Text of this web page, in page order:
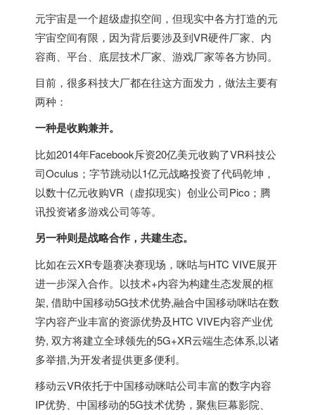
元宇宙是一个超级虚拟空间，但现实中各方打造的元
宇宙空间有限，因为背后要涉及到VR硬件厂家、内
容商、平台、底层技术厂家、游戏厂家等各方协同。
目前，很多科技大厂都在往这方面发力，做法主要有
两种：
一种是收购兼并。
比如2014年Facebook斥资20亿美元收购了VR科技公
司Oculus；字节跳动以1亿元战略投资了代码乾坤，
以数十亿元收购VR（虚拟现实）创业公司Pico；腾
讯投资诸多游戏公司等等。
另一种则是战略合作，共建生态。
比如在云XR专题赛决赛现场，咪咕与HTC VIVE展开
进一步深入合作。以技术+内容为构建生态发展的框
架, 借助中国移动5G技术优势,融合中国移动咪咕在数
字内容产业丰富的资源优势及HTC VIVE内容产业优
势, 双方将建立全球领先的5G+XR云端生态体系,以诸
多举措,为开发者提供更多便利。
移动云VR依托于中国移动咪咕公司丰富的数字内容
IP优势、中国移动的5G技术优势，聚焦巨幕影院、